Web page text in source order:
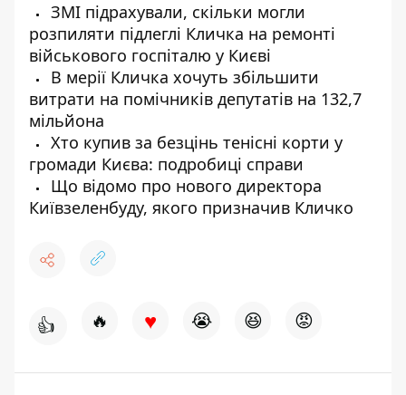
ЗМІ підрахували, скільки могли
розпиляти підлеглі Кличка на ремонті
військового госпіталю у Києві
В мерії Кличка хочуть збільшити
витрати на помічників депутатів на 132,7
мільйона
Хто купив за безцінь тенісні корти у
громади Києва: подробиці справи
Що відомо про нового директора
Київзеленбуду, якого призначив Кличко
👍 🔥 ♥ 😭 😆 😡